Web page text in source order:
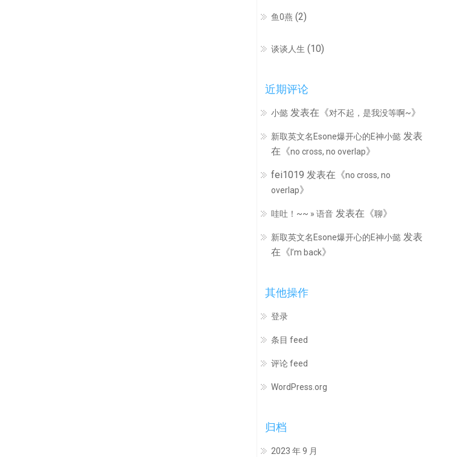
鱼0燕 (2)
谈谈人生 (10)
近期评论
小懿 发表在《对不起，是我没等啊~》
新取英文名Esone爆开心的E神小懿 发表
在《no cross, no overlap》
fei1019 发表在《no cross, no
overlap》
哇吐！~~ » 语音 发表在《聊》
新取英文名Esone爆开心的E神小懿 发表
在《 I’m back》
其他操作
登录
条目 feed
评论 feed
WordPress.org
归档
2023 年 9 月